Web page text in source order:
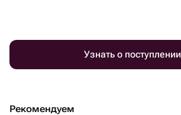
Узнать о поступлении
Рекомендуем